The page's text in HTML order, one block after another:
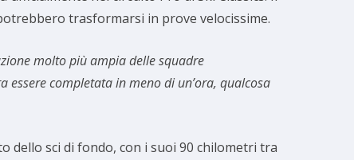
trasformarsi in prove velocissime.
molto più ampia delle squadre
completata in meno di un’ora, qualcosa
dello sci di fondo, con i suoi 90 chilometri tra